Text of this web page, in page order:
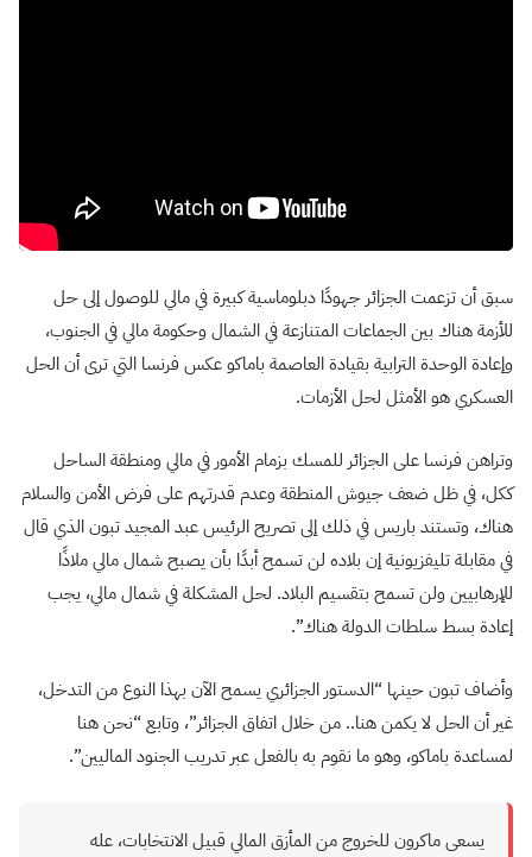
سبق أن تزعمت الجزائر جهودًا دبلوماسية كبيرة في مالي للوصول إلى حل
للأزمة هناك بين الجماعات المتنازعة في الشمال وحكومة مالي في الجنوب،
وإعادة الوحدة الترابية بقيادة العاصمة باماكو عكس فرنسا التي ترى أن الحل
العسكري هو الأمثل لحل الأزمات.
وتراهن فرنسا على الجزائر للمسك بزمام الأمور في مالي ومنطقة الساحل
ككل، في ظل ضعف جيوش المنطقة وعدم قدرتهم على فرض الأمن والسلام
هناك، وتستند باريس في ذلك إلى تصريح الرئيس عبد المجيد تبون الذي قال
في مقابلة تليفزيونية إن بلاده لن تسمح أبدًا بأن يصبح شمال مالي ملاذًا
للإرهابيين ولن تسمح بتقسيم البلاد. لحل المشكلة في شمال مالي، يجب
إعادة بسط سلطات الدولة هناك”.
وأضاف تبون حينها “الدستور الجزائري يسمح الآن بهذا النوع من التدخل،
غير أن الحل لا يكمن هنا.. من خلال اتفاق الجزائر”، وتابع “نحن هنا
لمساعدة باماكو، وهو ما نقوم به بالفعل عبر تدريب الجنود الماليين”.
يسعى ماكرون للخروج من المأزق المالي قبيل الانتخابات، عله